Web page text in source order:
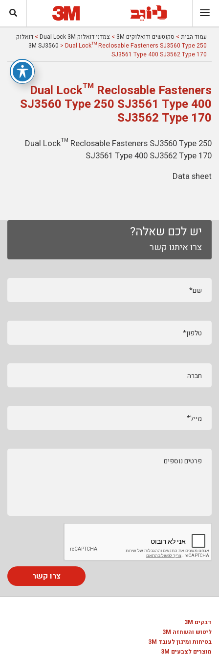
עמוד הבית > סקוטשים ודואלוקים 3M > צמדני דואלוק Dual Lock 3M > דואלוק
3M SJ3560 > Dual Lock™ Reclosable Fasteners SJ3560 Type 250
SJ3561 Type 400 SJ3562 Type 170
Dual Lock™ Reclosable Fasteners
SJ3560 Type 250 SJ3561 Type 400
SJ3562 Type 170
Dual Lock™ Reclosable Fasteners SJ3560 Type 250
SJ3561 Type 400 SJ3562 Type 170
Data sheet
יש לכם שאלה?
צרו איתנו קשר
שם*
טלפון*
חברה
מייל*
פרטים נוספים
צרו קשר
דבקים 3M
ליטוש והשחזה 3M
בטיחות ומיגון לעובד 3M
מוצרים לצבעים 3M